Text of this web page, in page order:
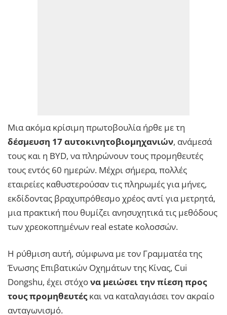
Μια ακόμα κρίσιμη πρωτοβουλία ήρθε με τη
δέσμευση 17 αυτοκινητοβιομηχανιών, ανάμεσά
τους και η BYD, να πληρώνουν τους προμηθευτές
τους εντός 60 ημερών. Μέχρι σήμερα, πολλές
εταιρείες καθυστερούσαν τις πληρωμές για μήνες,
εκδίδοντας βραχυπρόθεσμο χρέος αντί για μετρητά,
μια πρακτική που θυμίζει ανησυχητικά τις μεθόδους
των χρεοκοπημένων real estate κολοσσών.
Η ρύθμιση αυτή, σύμφωνα με τον Γραμματέα της
Ένωσης Επιβατικών Οχημάτων της Κίνας, Cui
Dongshu, έχει στόχονα μειώσει την πίεση προς
τους προμηθευτέςκαι να καταλαγιάσει τον ακραίο
ανταγωνισμό.